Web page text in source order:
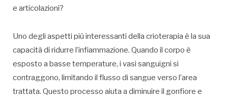
e articolazioni?
Uno degli aspetti più interessanti della crioterapia è la sua
capacità di ridurre l’infiammazione. Quando il corpo è
esposto a basse temperature, i vasi sanguigni si
contraggono, limitando il flusso di sangue verso l’area
trattata. Questo processo aiuta a diminuire il gonfiore e